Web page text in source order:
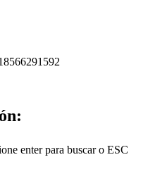
enter para buscar o ESC